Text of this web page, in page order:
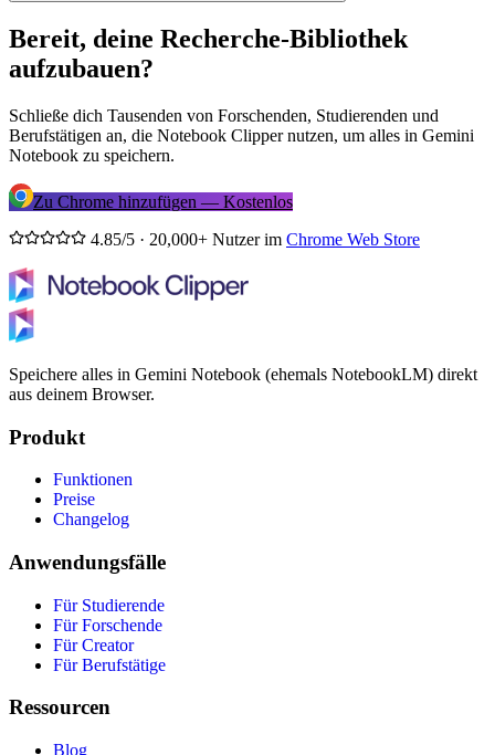
Bereit, deine Recherche-Bibliothek
aufzubauen?
Schließe dich Tausenden von Forschenden, Studierenden und
Berufstätigen an, die Notebook Clipper nutzen, um alles in Gemini
Notebook zu speichern.
Zu Chrome hinzufügen — Kostenlos
4.85/5 · 20,000+ Nutzer im Chrome Web Store
Speichere alles in Gemini Notebook (ehemals NotebookLM) direkt
aus deinem Browser.
Produkt
Funktionen
Preise
Changelog
Anwendungsfälle
Für Studierende
Für Forschende
Für Creator
Für Berufstätige
Ressourcen
Blog